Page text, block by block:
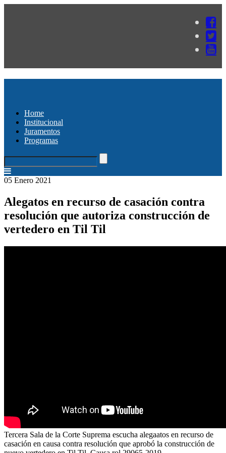
Home
Institucional
Juramentos
Programas
05 Enero 2021
Alegatos en recurso de casación contra
resolución que autoriza construcción de
vertedero en Til Til
Tercera Sala de la Corte Suprema escucha alegaatos en recurso de
casación en causa contra resolución que aprobó la construcción de